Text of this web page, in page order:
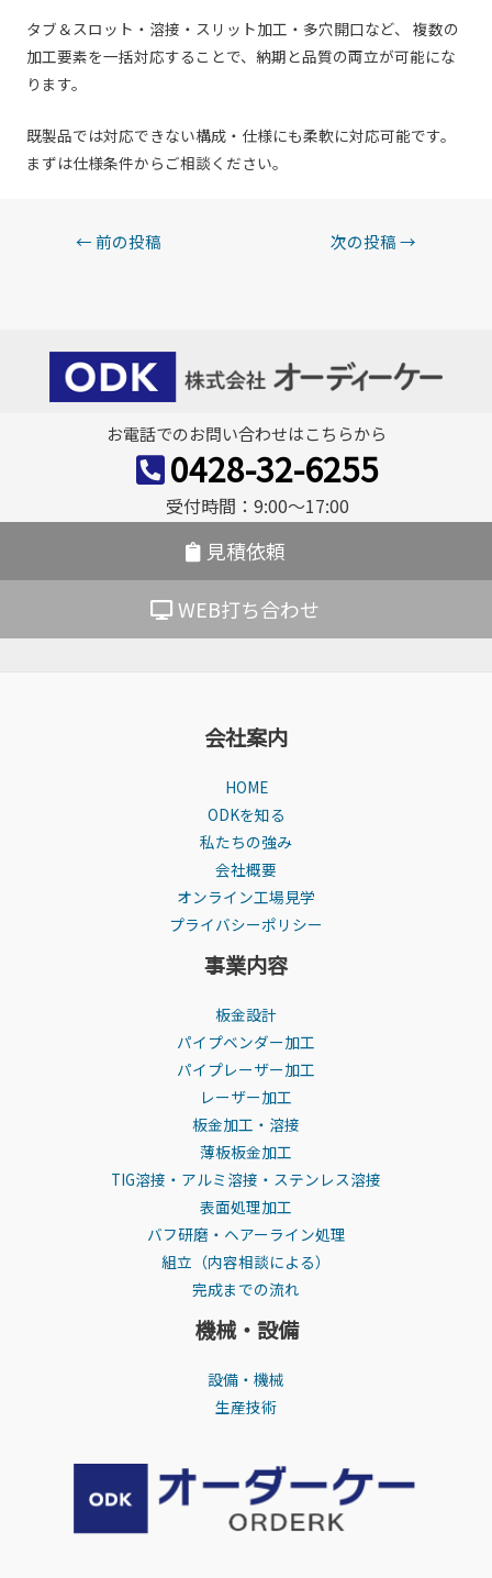
タブ＆スロット・溶接・スリット加工・多穴開口など、 複数の
加工要素を一括対応することで、納期と品質の両立が可能にな
ります。
既製品では対応できない構成・仕様にも柔軟に対応可能です。
まずは仕様条件からご相談ください。
投
ビ
ゲ
ー
ン
← 前の投稿 次の投稿→
お電話でのお問い合わせはこちらから
0428-32-6255
受付時間：9:00〜17:00
見積依頼
WEB打ち合わせ
会社案内
HOME
ODKを知る
私たちの強み
会社概要
オンライン工場見学
プライバシーポリシー
事業内容
板金設計
パイプベンダー加工
パイプレーザー加工
レーザー加工
板金加工・溶接
薄板板金加工
TIG溶接・アルミ溶接・ステンレス溶接
表面処理加工
バフ研磨・ヘアーライン処理
組立（内容相談による）
完成までの流れ
機械・設備
設備・機械
生産技術